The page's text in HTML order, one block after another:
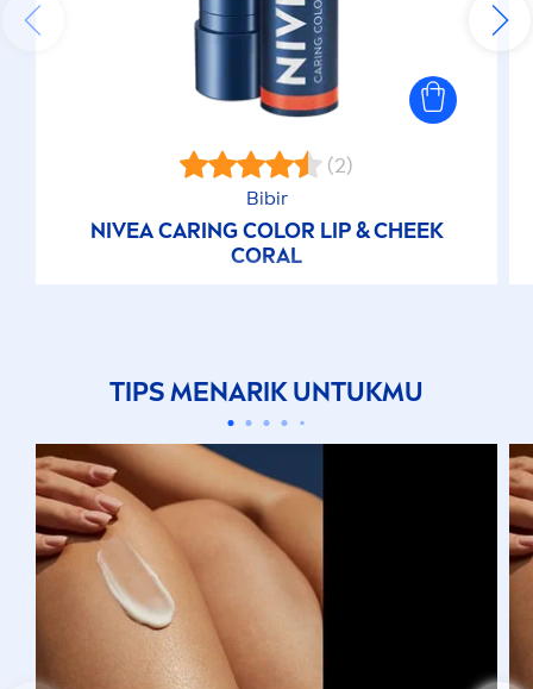
(2)
Bibir
NIVEACARINGCOLOR LIP& CHEEK
CORAL
TIPSMENARIK UNTUKMU